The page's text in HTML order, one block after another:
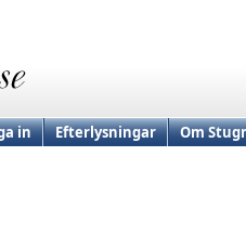
in Efterlysningar Om